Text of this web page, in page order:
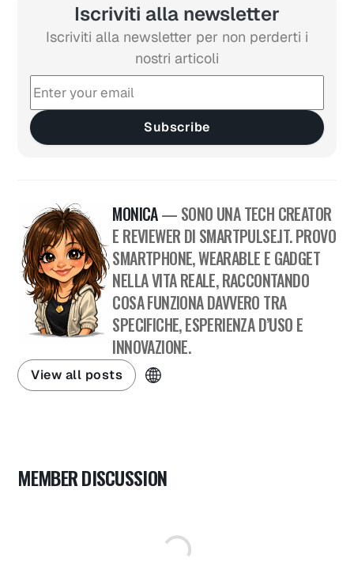
Iscriviti alla newsletter
Iscriviti alla newsletter per non perderti i
nostri articoli
Subscribe
MONICA— SONO UNA TECH CREATOR
E REVIEWER DI SMARTPULSE.IT. PROVO
SMARTPHONE, WEARABLE E GADGET
NELLA VITA REALE, RACCONTANDO
COSA FUNZIONA DAVVERO TRA
SPECIFICHE, ESPERIENZA D’USO E
INNOVAZIONE.
View all posts
MEMBER DISCUSSION